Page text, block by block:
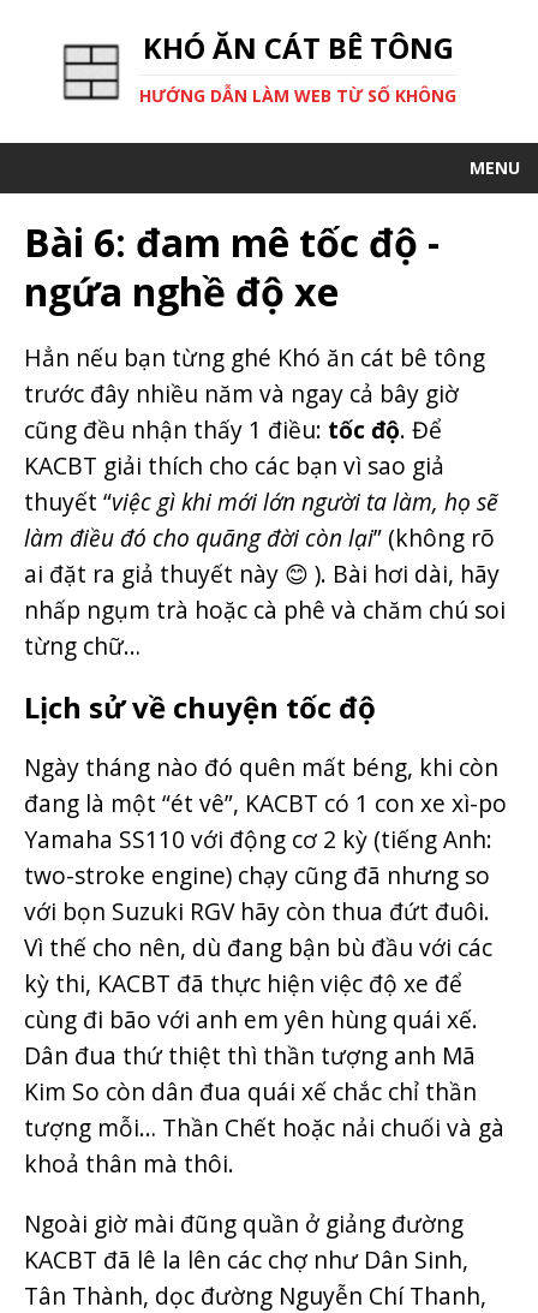
KHÓ ĂN CÁT BÊ TÔNG
HƯỚNG DẪN LÀM WEB TỪ SỐ KHÔNG
MENU
Bài 6: đam mê tốc độ -
ngứa nghề độ xe
Hẳn nếu bạn từng ghé Khó ăn cát bê tông
trước đây nhiều năm và ngay cả bây giờ
cũng đều nhận thấy 1 điều: tốc độ. Để
KACBT giải thích cho các bạn vì sao giả
thuyết “việc gì khi mới lớn người ta làm, họ sẽ
làm điều đó cho quãng đời còn lại” (không rõ
ai đặt ra giả thuyết này 😊 ). Bài hơi dài, hãy
nhấp ngụm trà hoặc cà phê và chăm chú soi
từng chữ…
Lịch sử về chuyện tốc độ
Ngày tháng nào đó quên mất béng, khi còn
đang là một “ét vê”, KACBT có 1 con xe xì-po
Yamaha SS110 với động cơ 2 kỳ (tiếng Anh:
two-stroke engine) chạy cũng đã nhưng so
với bọn Suzuki RGV hãy còn thua đứt đuôi.
Vì thế cho nên, dù đang bận bù đầu với các
kỳ thi, KACBT đã thực hiện việc độ xe để
cùng đi bão với anh em yên hùng quái xế.
Dân đua thứ thiệt thì thần tượng anh Mã
Kim So còn dân đua quái xế chắc chỉ thần
tượng mỗi… Thần Chết hoặc nải chuối và gà
khoả thân mà thôi.
Ngoài giờ mài đũng quần ở giảng đường
KACBT đã lê la lên các chợ như Dân Sinh,
Tân Thành, dọc đường Nguyễn Chí Thanh,